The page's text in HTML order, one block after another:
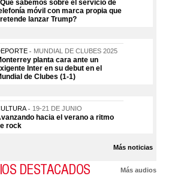
sabemos sobre el servicio de
móvil con marca propia que
lanzar Trump?
MUNDIAL DE CLUBES 2025
planta cara ante un
Inter en su debut en el
de Clubes (1-1)
19-21 DE JUNIO
hacia el verano a ritmo
rock
Más noticias
DESTACADOS Más audios